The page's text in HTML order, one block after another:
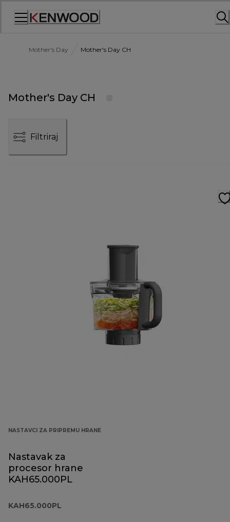
Mother's Day Mother's Day CH
Mother's Day CH
Filtriraj
NASTAVCI ZA PRIPREMU HRANE
Nastavak za
procesor hrane
KAH65.000PL
KAH65.000PL